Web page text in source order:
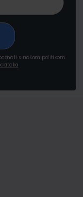
s našom politikom